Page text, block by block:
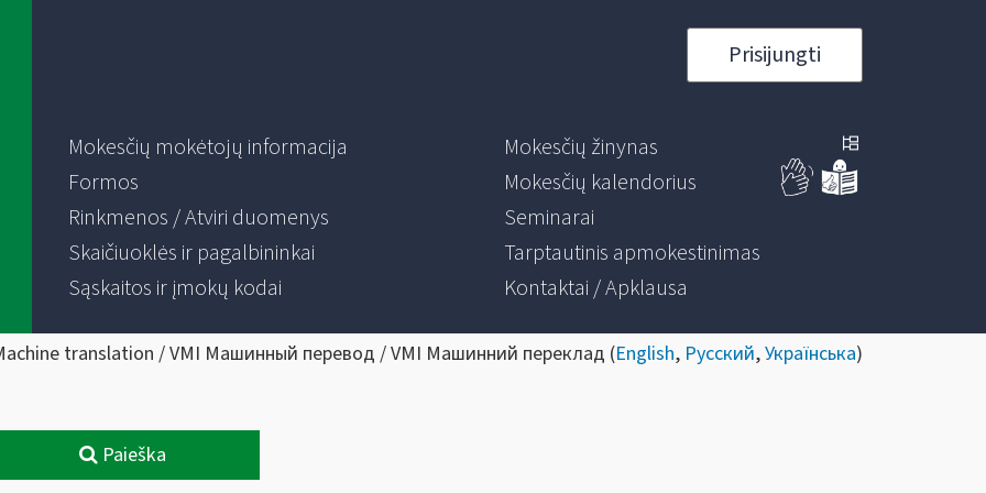
Prisijungti
Mokesčių mokėtojų informacija
Formos
Rinkmenos / Atviri duomenys
Skaičiuoklės ir pagalbininkai
Sąskaitos ir įmokų kodai
Mokesčių žinynas
Mokesčių kalendorius
Seminarai
Tarptautinis apmokestinimas
Kontaktai / Apklausa
translation / VMI Машинный перевод / VMI Машинний переклад (English, Русский,Українська)
Paieška